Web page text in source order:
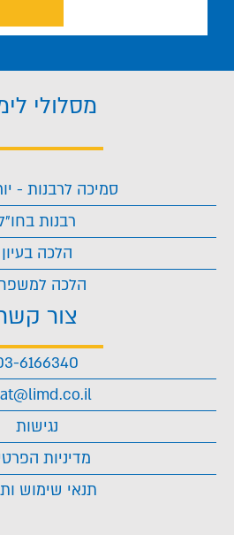
מסלולי
סמיכה לרבנות -
רבנות
הלכה בעיון
הלכה
צור
6166340
נגישות
מדיניות
תנאי שימוש